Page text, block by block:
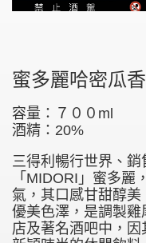
蜜多麗哈密瓜
容量：７００ml
酒精：20%
三得利暢行世界、
「MIDORI」蜜多麗
氣，其口感甘甜醇
優美色澤，是調製
店及著名酒吧中，